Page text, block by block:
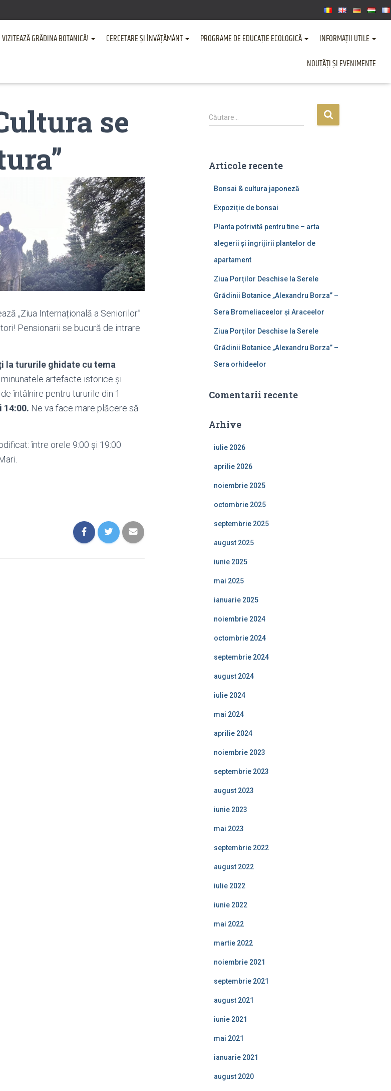
VIZITEAZĂ GRĂDINA BOTANICĂ! CERCETARE ȘI ÎNVĂȚĂMÂNT PROGRAME DE EDUCAȚIE ECOLOGICĂ
INFORMAȚII UTILE
NOUTĂȚI ȘI EVENIMENTE
se
„Ziua Internațională a Seniorilor”
Pensionarii se bucură de intrare
la tururile ghidate cu tema
artefacte istorice și
întâlnire pentru tururile din 1
14:00. Ne va face mare plăcere să
între orele 9:00 și 19:00
C
a
d
Căutare…
Articole recente
Bonsai & cultura japoneză
Expoziție de bonsai
Planta potrivită pentru tine – arta
alegerii și îngrijirii plantelor de
apartament
Ziua Porților Deschise la Serele
Grădinii Botanice „Alexandru Borza” –
Sera Bromeliaceelor și Araceelor
Ziua Porților Deschise la Serele
Grădinii Botanice „Alexandru Borza” –
Sera orhideelor
Comentarii recente
Arhive
iulie 2026
aprilie 2026
noiembrie 2025
octombrie 2025
septembrie 2025
august 2025
iunie 2025
mai 2025
ianuarie 2025
noiembrie 2024
octombrie 2024
septembrie 2024
august 2024
iulie 2024
mai 2024
aprilie 2024
noiembrie 2023
septembrie 2023
august 2023
iunie 2023
mai 2023
septembrie 2022
august 2022
iulie 2022
iunie 2022
mai 2022
martie 2022
noiembrie 2021
septembrie 2021
august 2021
iunie 2021
mai 2021
ianuarie 2021
august 2020